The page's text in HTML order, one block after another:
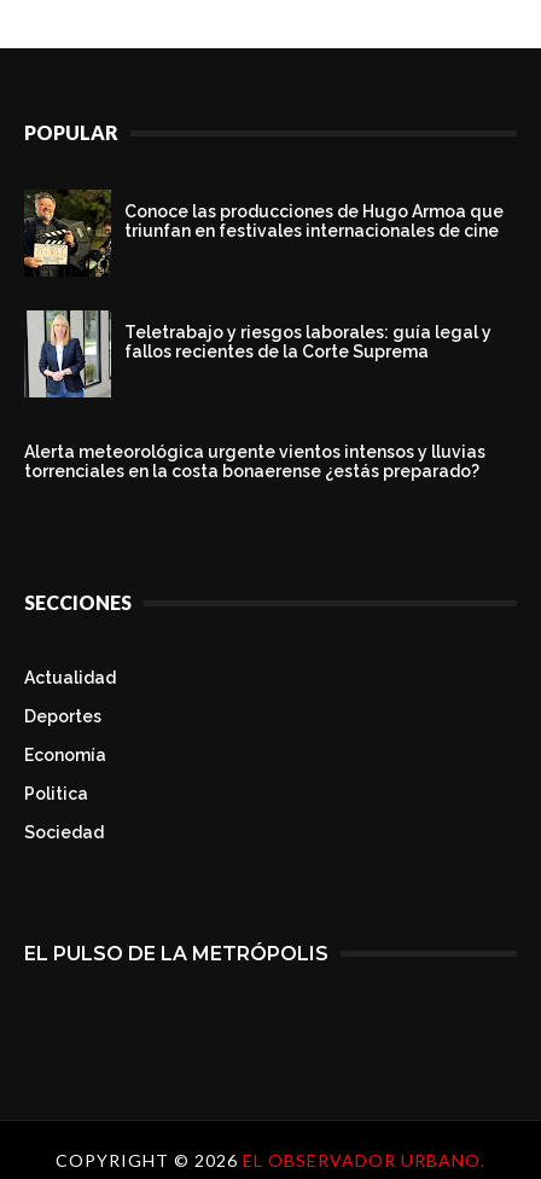
POPULAR
Conoce las producciones de Hugo Armoa que
triunfan en festivales internacionales de cine
Teletrabajo y riesgos laborales: guía legal y
fallos recientes de la Corte Suprema
Alerta meteorológica urgente vientos intensos y lluvias
torrenciales en la costa bonaerense ¿estás preparado?
SECCIONES
Actualidad
Deportes
Economía
Politica
Sociedad
EL PULSO DE LA METRÓPOLIS
COPYRIGHT © 2026 EL OBSERVADOR URBANO.